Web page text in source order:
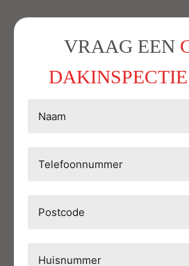
VRAAG EEN
DAKINSPECTIE